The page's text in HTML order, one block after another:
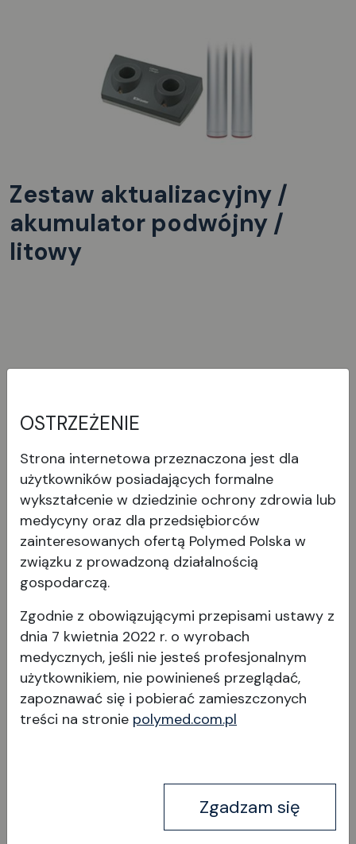
Zestaw aktualizacyjny /
akumulator podwójny /
litowy
Zestaw aktualizacyjny /
akumulator litowy / mini
OSTRZEŻENIE
Strona internetowa przeznaczona jest dla
użytkowników posiadających formalne
wykształcenie w dziedzinie ochrony zdrowia lub
medycyny oraz dla przedsiębiorców
zainteresowanych ofertą Polymed Polska w
związku z prowadzoną działalnością
gospodarczą.
Zgodnie z obowiązującymi przepisami ustawy z
dnia 7 kwietnia 2022 r. o wyrobach
medycznych, jeśli nie jesteś profesjonalnym
użytkownikiem, nie powinieneś przeglądać,
zapoznawać się i pobierać zamieszczonych
treści na stronie polymed.com.pl
Zgadzam się